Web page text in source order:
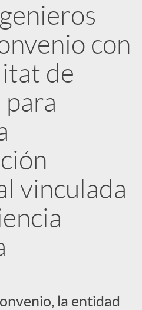
con
de
vinculada
la entidad